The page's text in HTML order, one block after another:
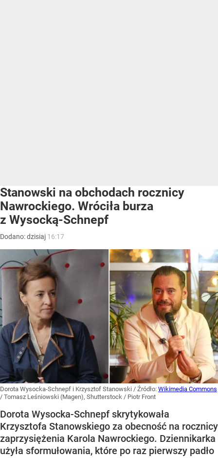
Stanowski na obchodach rocznicy
Nawrockiego. Wróciła burza
z Wysocką-Schnepf
Dodano:dzisiaj 16:17
Dorota Wysocka-Schnepf i Krzysztof Stanowski / Źródło: Wikimedia Commons
/ Tomasz Leśniowski (Magen), Shutterstock / Piotr Front
Dorota Wysocka-Schnepf skrytykowała
Krzysztofa Stanowskiego za obecność na rocznicy
zaprzysiężenia Karola Nawrockiego. Dziennikarka
użyła sformułowania, które po raz pierwszy padło